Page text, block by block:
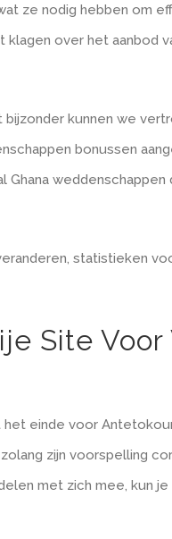
ze nodig hebben om
over het aanbod
bijzonder kunnen we
bonussen
statistieken
Site Voor
einde voor
zijn voorspelling
met zich mee, kun